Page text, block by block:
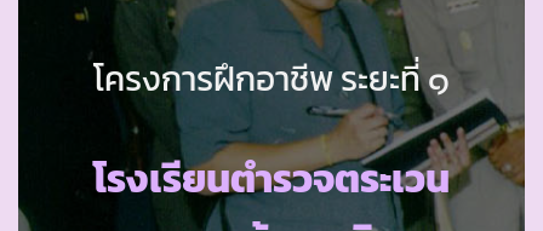
โครงการฝึกอาชีพ ระยะที่ ๑
โรงเรียนตำรวจตระเวน